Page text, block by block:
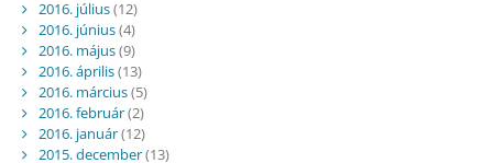
2016. július(12)
2016. június(4)
2016. május(9)
2016. április(13)
2016. március(5)
2016. február(2)
2016. január(12)
2015. december(13)